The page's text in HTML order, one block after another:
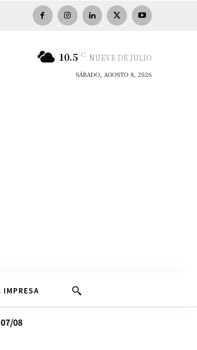
10.5 C NUEVE DE JULIO
SÁBADO, AGOSTO 8, 2026
IMPRESA
07/08